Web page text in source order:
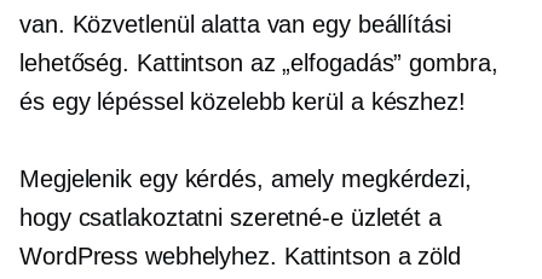
van. Közvetlenül alatta van egy beállítási
lehetőség. Kattintson az „elfogadás” gombra,
és egy lépéssel közelebb kerül a készhez!
Megjelenik egy kérdés, amely megkérdezi,
hogy csatlakoztatni szeretné-e üzletét a
WordPress webhelyhez. Kattintson a zöld